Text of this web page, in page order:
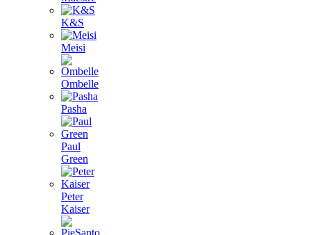
K&S
Meisi
Ombelle
Pasha
Paul
Green
Peter
Kaiser